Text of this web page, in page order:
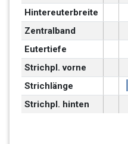
Hintereuterbreite
Zentralband
Eutertiefe
Strichpl. vorne
Strichlänge
Strichpl. hinten